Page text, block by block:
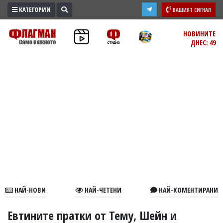
ПРОМО
ЗОНА
В
КАТЕГОРИИ ВАШИЯТ СИГНАЛ
НОВИНИТЕ
ДНЕС: 49
НАЙ-НОВИ НАЙ-ЧЕТЕНИ НАЙ-КОМЕНТИРАНИ
Евтините пратки от Тему, Шейн и